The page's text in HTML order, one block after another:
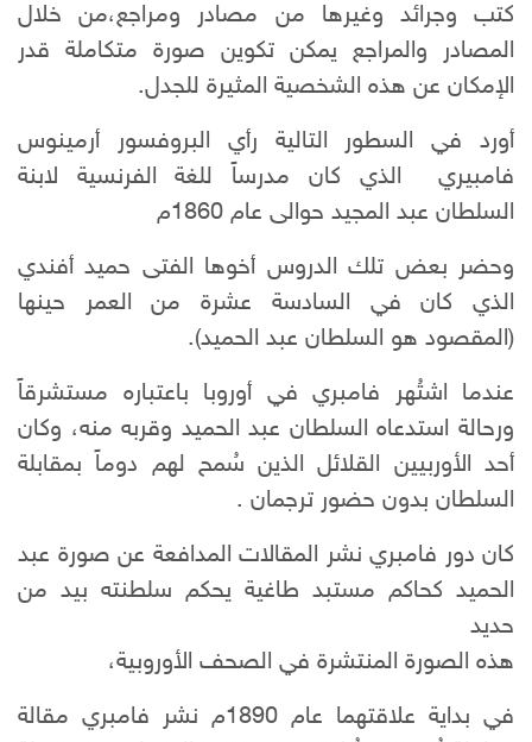
كتب وجرائد وغيرها من مصادر ومراجع،من خلال
المصادر والمراجع يمكن تكوين صورة متكاملة قدر
الإمكان عن هذه الشخصية المثيرة للجدل.
أورد في السطور التالية رأي البروفسور أرمينوس
فامبيري الذي كان مدرساً للغة الفرنسية لابنة
السلطان عبد المجيد حوالى عام 1860م
وحضر بعض تلك الدروس أخوها الفتى حميد أفندي
الذي كان في السادسة عشرة من العمر حينها
(المقصود هو السلطان عبد الحميد).
عندما اشتُهر فامبري في أوروبا باعتباره مستشرقاً
ورحالةاستدعاه السلطان عبد الحميد وقربه منه، وكان
أحد الأوربيين القلائل الذين سُمح لهم دوماً بمقابلة
السلطان بدون حضور ترجمان .
كان دور فامبري نشر المقالات المدافعة عن صورة عبد
الحميد كحاكم مستبد طاغية يحكم سلطنته بيد من
حديد
هذه الصورة المنتشرة في الصحف الأوروبية،
في بداية علاقتهما عام 1890م نشر فامبري مقالة